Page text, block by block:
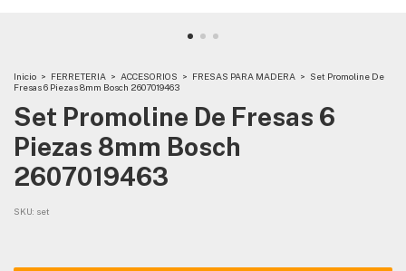
Inicio > FERRETERIA > ACCESORIOS > FRESAS PARA MADERA > Set Promoline De
Fresas 6 Piezas 8mm Bosch 2607019463
Set Promoline De Fresas 6
Piezas 8mm Bosch
2607019463
SKU: set